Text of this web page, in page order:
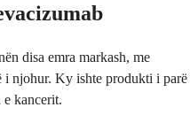
disa emra markash, me
i njohur. Ky ishte produkti i parë
kancerit.